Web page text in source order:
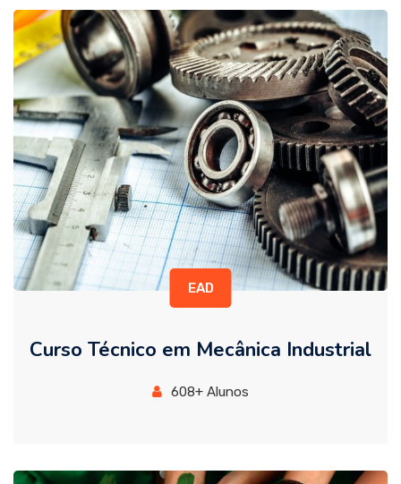
EAD
Curso Técnico em Mecânica Industrial
608+ Alunos